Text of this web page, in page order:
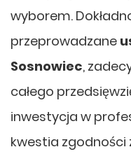
wyborem.
przeprowadzane
Sosnowiec,
całego
inwestycja w
kwestia zgodności